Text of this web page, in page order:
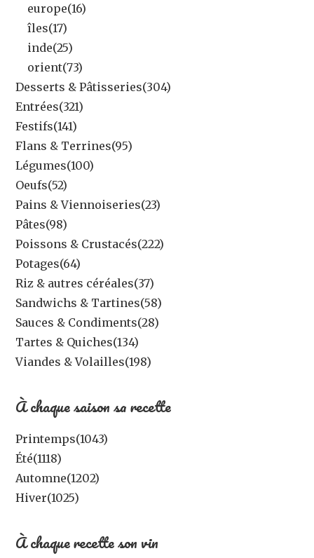
europe(16)
îles(17)
inde(25)
orient(73)
Desserts & Pâtisseries(304)
Entrées(321)
Festifs(141)
Flans & Terrines(95)
Légumes(100)
Oeufs(52)
Pains & Viennoiseries(23)
Pâtes(98)
Poissons & Crustacés(222)
Potages(64)
Riz & autres céréales(37)
Sandwichs & Tartines(58)
Sauces & Condiments(28)
Tartes & Quiches(134)
Viandes & Volailles(198)
À chaque saison sa recette
Printemps(1043)
Été(1118)
Automne(1202)
Hiver(1025)
À chaque recette son vin